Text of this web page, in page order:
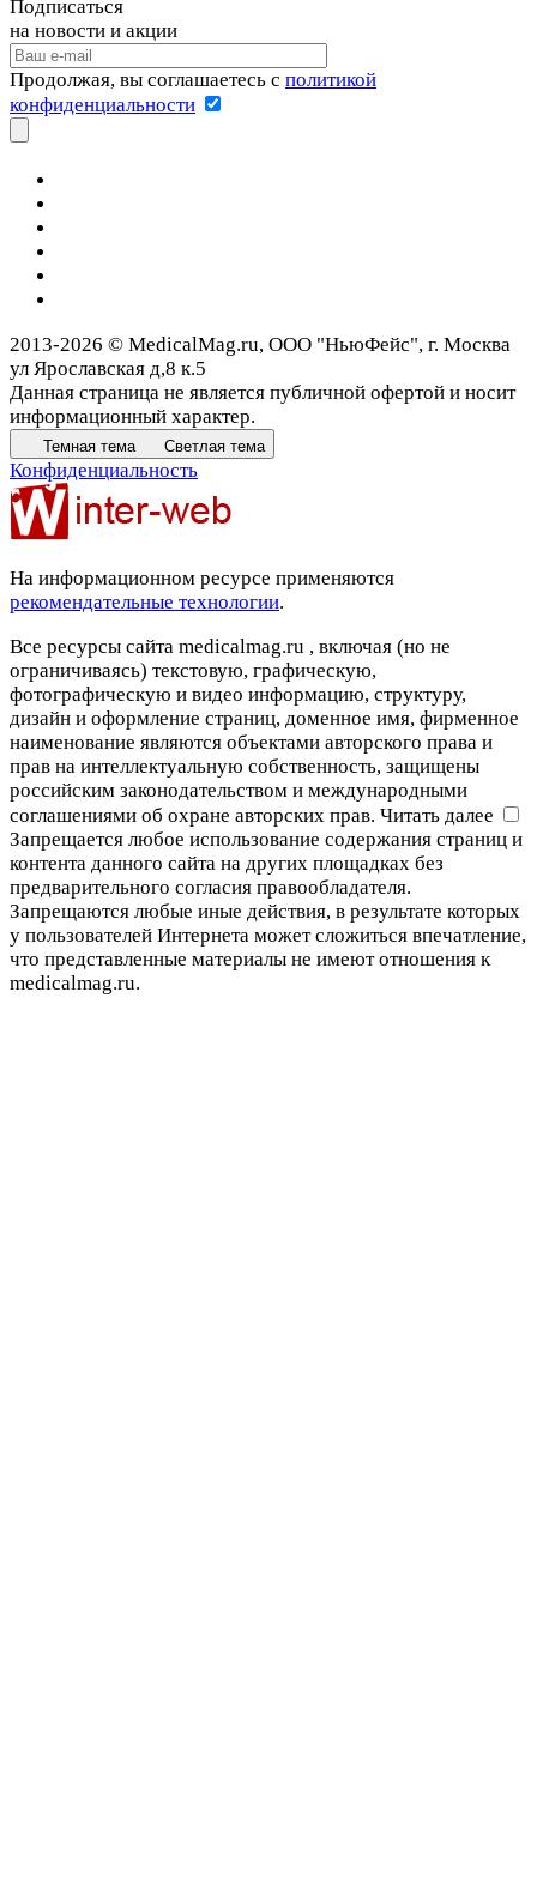
Подписаться
на новости и акции
Продолжая, вы соглашаетесь с политикой
конфиденциальности
2013-2026 © MedicalMag.ru, ООО "НьюФейс", г. Москва
ул Ярославская д,8 к.5
Данная страница не является публичной офертой и носит
информационный характер.
Темная тема Светлая тема
Конфиденциальность
На информационном ресурсе применяются
рекомендательные технологии.
Все ресурсы сайта medicalmag.ru , включая (но не
ограничиваясь) текстовую, графическую,
фотографическую и видео информацию, структуру,
дизайн и оформление страниц, доменное имя, фирменное
наименование являются объектами авторского права и
прав на интеллектуальную собственность, защищены
российским законодательством и международными
соглашениями об охране авторских прав. Читать далее
Запрещается любое использование содержания страниц и
контента данного сайта на других площадках без
предварительного согласия правообладателя.
Запрещаются любые иные действия, в результате которых
у пользователей Интернета может сложиться впечатление,
что представленные материалы не имеют отношения к
medicalmag.ru.